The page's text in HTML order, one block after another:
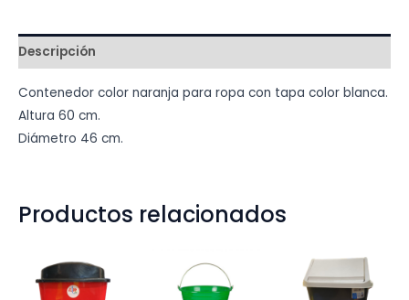
Descripción
Contenedor color naranja para ropa con tapa color blanca.
Altura 60 cm.
Diámetro 46 cm.
Productos relacionados